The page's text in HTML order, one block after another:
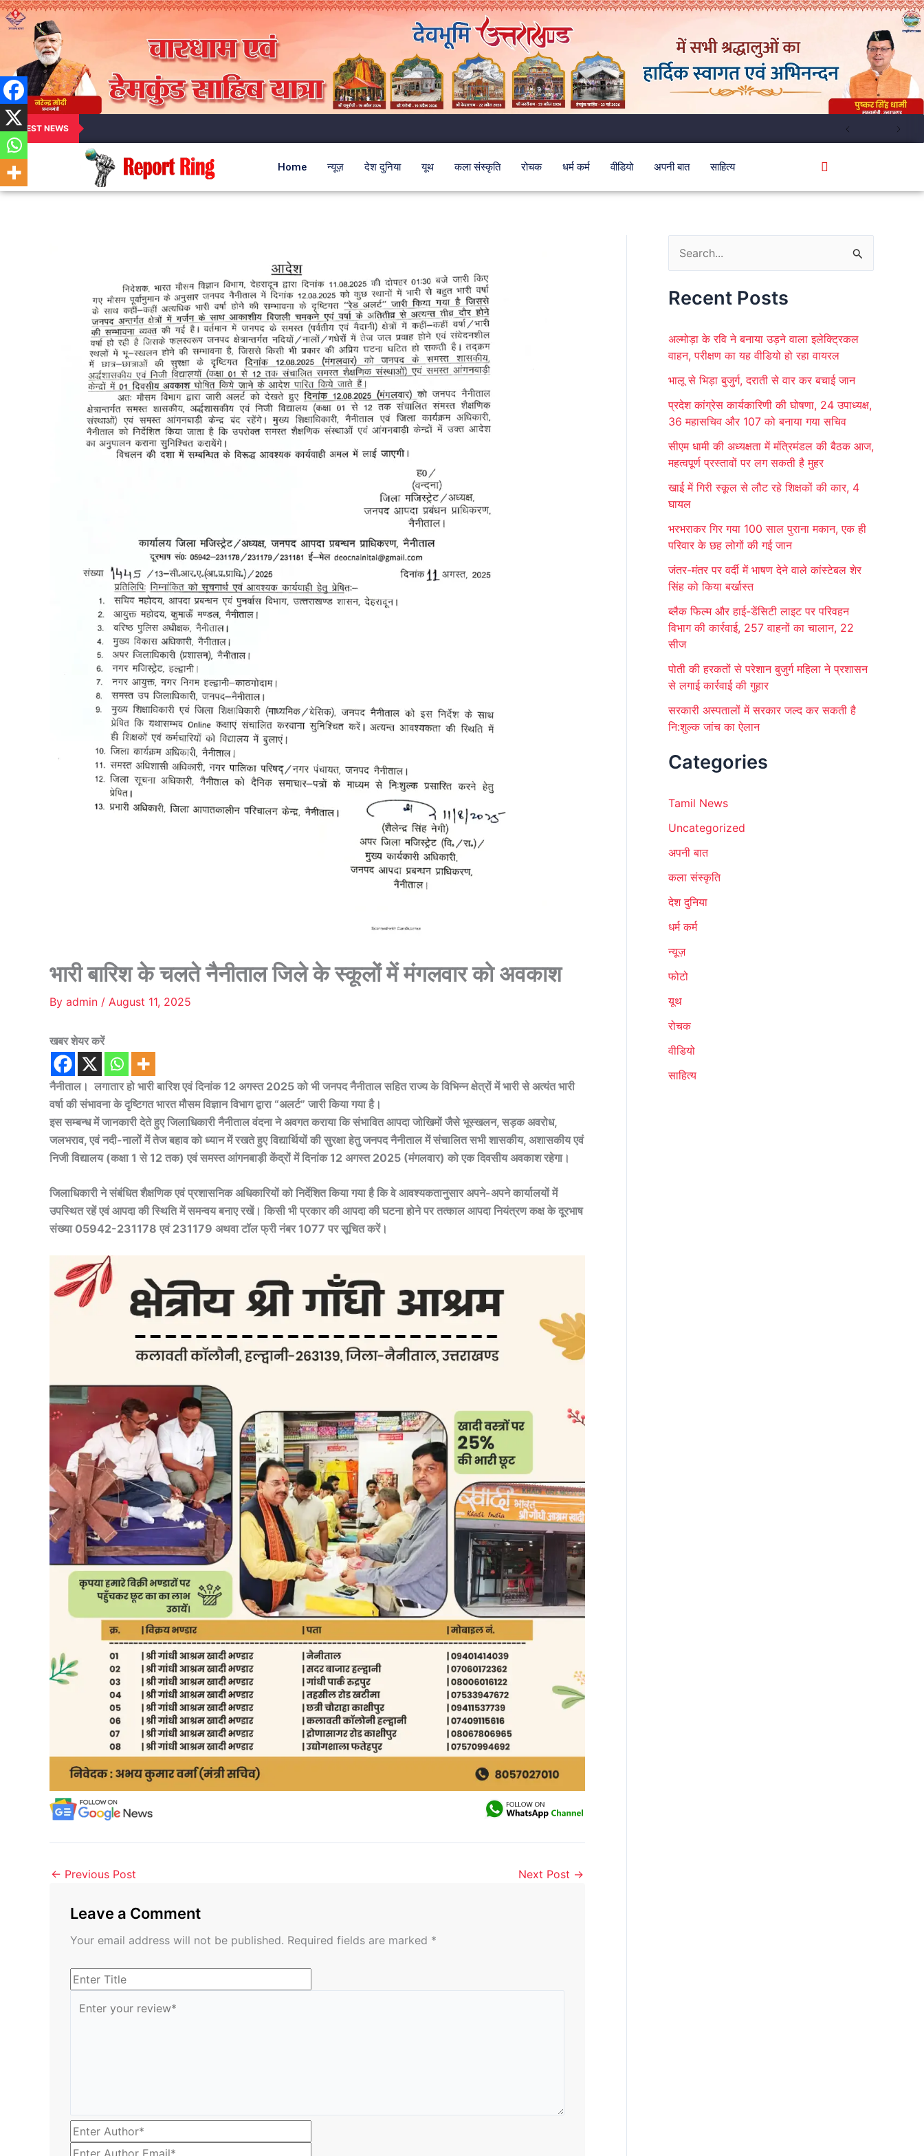
LATEST NEWS
Home न्यूज़ देश दुनिया यूथ कला संस्कृति रोचक धर्म कर्म वीडियो अपनी बात साहित्य
भारी बारिश के चलते नैनीताल जिले के स्कूलों में मंगलवार को अवकाश
By admin / August 11, 2025
खबर शेयर करें
नैनीताल। लगातार हो भारी बारिश एवं दिनांक 12 अगस्त 2025 को भी जनपद नैनीताल सहित राज्य के विभिन्न क्षेत्रों में भारी से अत्यंत भारी
वर्षा की संभावना के दृष्टिगत भारत मौसम विज्ञान विभाग द्वारा “अलर्ट” जारी किया गया है।
इस सम्बन्ध में जानकारी देते हुए जिलाधिकारी नैनीताल वंदना ने अवगत कराया कि संभावित आपदा जोखिमों जैसे भूस्खलन, सड़क अवरोध,
जलभराव, एवं नदी-नालों में तेज बहाव को ध्यान में रखते हुए विद्यार्थियों की सुरक्षा हेतु जनपद नैनीताल में संचालित सभी शासकीय, अशासकीय एवं
निजी विद्यालय (कक्षा 1 से 12 तक) एवं समस्त आंगनबाड़ी केंद्रों में दिनांक 12 अगस्त 2025 (मंगलवार) को एक दिवसीय अवकाश रहेगा।
जिलाधिकारी ने संबंधित शैक्षणिक एवं प्रशासनिक अधिकारियों को निर्देशित किया गया है कि वे आवश्यकतानुसार अपने-अपने कार्यालयों में
उपस्थित रहें एवं आपदा की स्थिति में समन्वय बनाए रखें। किसी भी प्रकार की आपदा की घटना होने पर तत्काल आपदा नियंत्रण कक्ष के दूरभाष
संख्या 05942-231178 एवं 231179 अथवा टॉल फ्री नंबर 1077 पर सूचित करें।
← Previous Post Next Post →
Leave a Comment
Your email address will not be published. Required fields are marked *
a
c
o
Recent Posts
अल्मोड़ा के रवि ने बनाया उड़ने वाला इलेक्ट्रिकल
वाहन, परीक्षण का यह वीडियो हो रहा वायरल
भालू से भिड़ा बुजुर्ग, दराती से वार कर बचाई जान
प्रदेश कांग्रेस कार्यकारिणी की घोषणा, 24 उपाध्यक्ष,
36 महासचिव और 107 को बनाया गया सचिव
सीएम धामी की अध्यक्षता में मंत्रिमंडल की बैठक आज,
महत्वपूर्ण प्रस्तावों पर लग सकती है मुहर
खाई में गिरी स्कूल से लौट रहे शिक्षकों की कार, 4
घायल
भरभराकर गिर गया 100 साल पुराना मकान, एक ही
परिवार के छह लोगों की गई जान
जंतर-मंतर पर वर्दी में भाषण देने वाले कांस्टेबल शेर
सिंह को किया बर्खास्त
ब्लैक फिल्म और हाई-डेंसिटी लाइट पर परिवहन
विभाग की कार्रवाई, 257 वाहनों का चालान, 22
सीज
पोती की हरकतों से परेशान बुजुर्ग महिला ने प्रशासन
से लगाई कार्रवाई की गुहार
सरकारी अस्पतालों में सरकार जल्द कर सकती है
नि:शुल्क जांच का ऐलान
Categories
Tamil News
Uncategorized
अपनी बात
कला संस्कृति
देश दुनिया
धर्म कर्म
न्यूज़
फोटो
यूथ
रोचक
वीडियो
साहित्य